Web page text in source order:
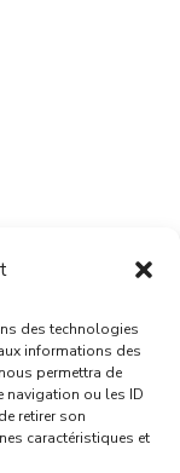
des technologies
informations des
permettra de
navigation ou les ID
retirer son
caractéristiques et